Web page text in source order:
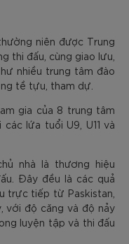
niên được Trung
thi đấu, cùng giao lưu,
nhiều trung tâm đào
tề tựu, tham dự.
gia của 8 trung tâm
lứa tuổi U9, U11 và
nhà là thương hiệu
Đây đều là các quả
trực tiếp từ Paskistan,
với độ căng và độ nảy
luyện tập và thi đấu